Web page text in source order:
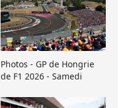
Photos - GP de Hongrie
de F1 2026 - Samedi